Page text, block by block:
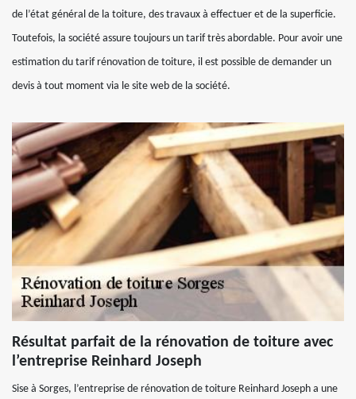
de l’état général de la toiture, des travaux à effectuer et de la superficie.
Toutefois, la société assure toujours un tarif très abordable. Pour avoir une
estimation du tarif rénovation de toiture, il est possible de demander un
devis à tout moment via le site web de la société.
Résultat parfait de la rénovation de toiture avec
l’entreprise Reinhard Joseph
Sise à Sorges, l’entreprise de rénovation de toiture Reinhard Joseph a une